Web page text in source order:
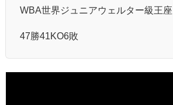
WBA世界ジュニアウェルター級王座
47勝41KO6敗